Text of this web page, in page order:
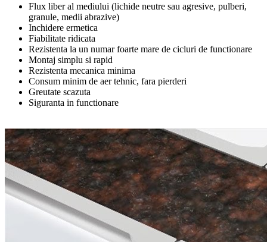
Flux liber al mediului (lichide neutre sau agresive, pulberi,
granule, medii abrazive)
Inchidere ermetica
Fiabilitate ridicata
Rezistenta la un numar foarte mare de cicluri de functionare
Montaj simplu si rapid
Rezistenta mecanica minima
Consum minim de aer tehnic, fara pierderi
Greutate scazuta
Siguranta in functionare